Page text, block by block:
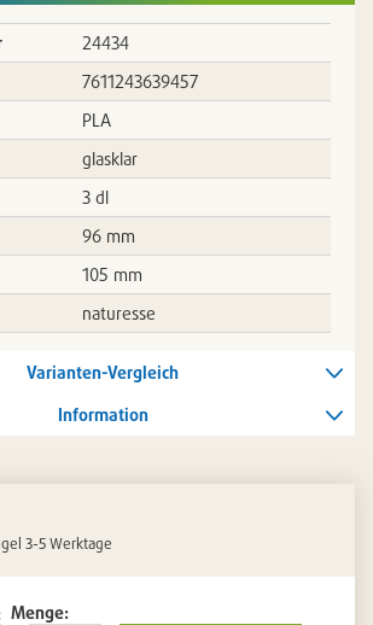
24434
7611243639457
PLA
glasklar
3 dl
96 mm
105 mm
naturesse
Varianten-Vergleich
Information
3-5 Werktage
Menge: